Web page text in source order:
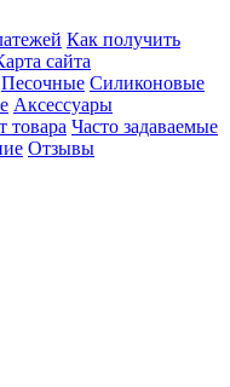
Как получить
сайта
Песочные Силиконовые
Аксессуары
товара Часто задаваемые
Отзывы